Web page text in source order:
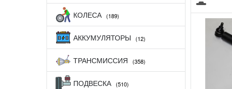
КОЛЕСА (189)
АККУМУЛЯТОРЫ (12)
ТРАНСМИССИЯ (358)
ПОДВЕСКА (510)